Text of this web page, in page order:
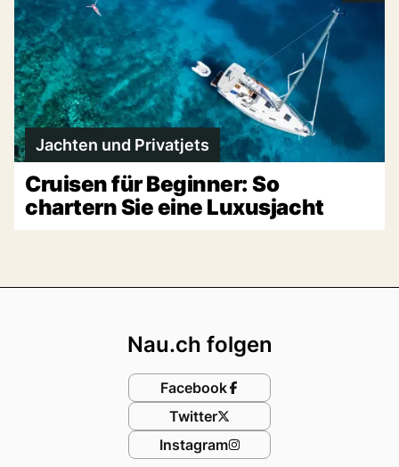
Jachten und Privatjets
Cruisen für Beginner: So
chartern Sie eine Luxusjacht
Nau.ch folgen
Facebook
Twitter
Instagram